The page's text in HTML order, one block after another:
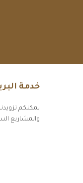
خدمة
يمكنكم
والمشاريع